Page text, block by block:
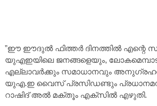
”ഈ ഈദുൽ ഫിത്തർ ദിനത്തിൽ എന്റെ
യുഎഇയിലെ ജനങ്ങളെയും,
എല്ലാവർക്കും സമാധാനവും അനുഗ്രഹവും
യുഎ.ഇ വൈസ് പ്രസിഡണ്ടും
റാഷിദ് അൽ മക്തൂം എക്‌സിൽ എഴുതി.